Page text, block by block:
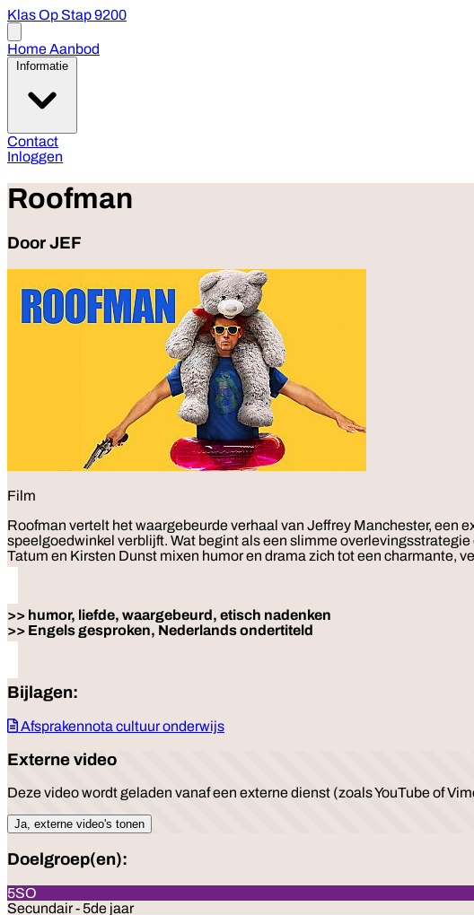
Klas Op Stap 9200
menu
HomeAanbod
Informatie
Contact
Inloggen
Roofman
Door JEF
Film
Roofman vertelt het waargebeurde verhaal van Jeffrey Manchester, een
speelgoedwinkel verblijft. Wat begint als een slimme
Tatum en Kirsten Dunst mixen humor en drama zich tot een charmante,
>> humor, liefde, waargebeurd, etisch nadenken
>> Engels gesproken, Nederlands ondertiteld
Bijlagen:
Afsprakennota cultuur onderwijs
Externe video
Deze video wordt geladen vanaf een externe dienst (zoals YouTube of
Ja, externe video's tonen
Doelgroep(en):
5SO
Secundair - 5de jaar